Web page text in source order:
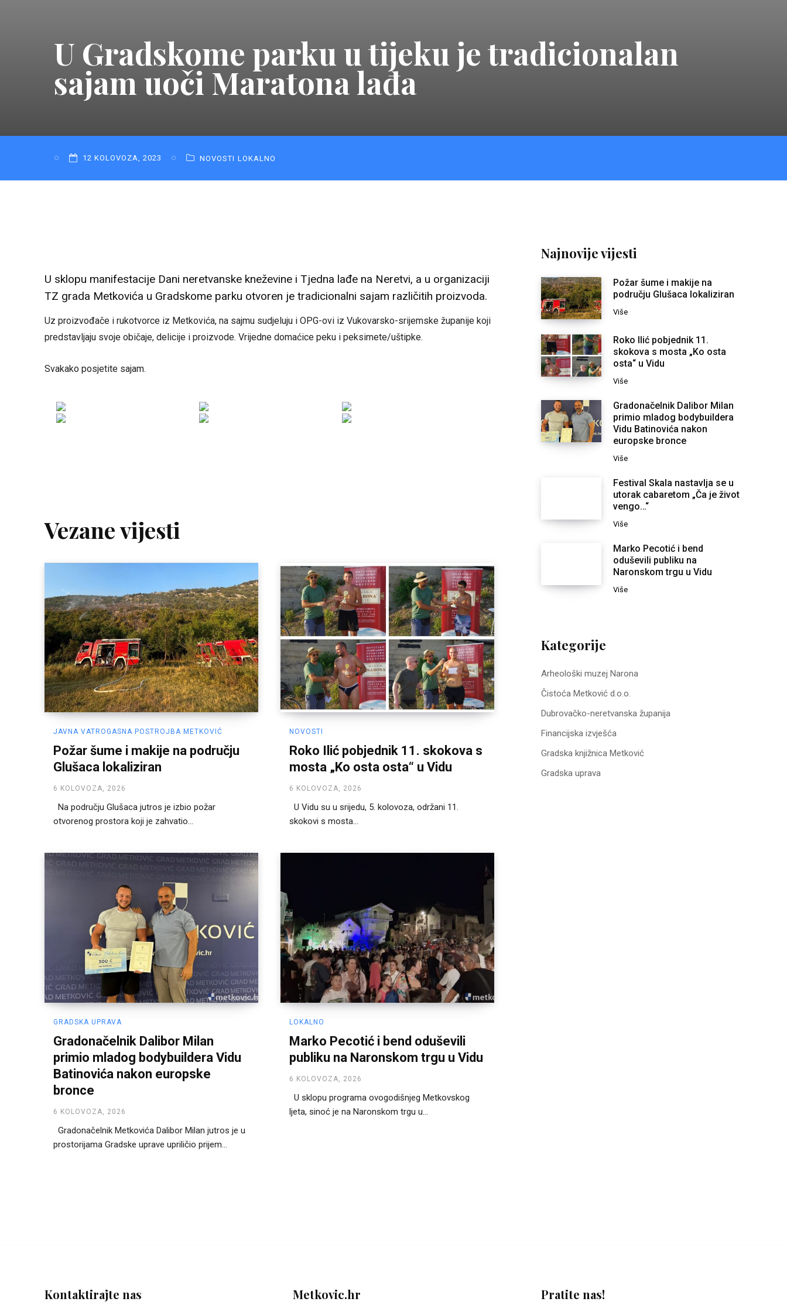
U Gradskome parku u tijeku je tradicionalan
sajam uoči Maratona lađa
12 KOLOVOZA, 2023 NOVOSTI LOKALNO
U sklopu manifestacije Dani neretvanske kneževine i Tjedna lađe na Neretvi, a u organizaciji
TZ grada Metkovića u Gradskome parku otvoren je tradicionalni sajam različitih proizvoda.
Uz proizvođače i rukotvorce iz Metkovića, na sajmu sudjeluju i OPG-ovi iz Vukovarsko-srijemske županije koji
predstavljaju svoje običaje, delicije i proizvode. Vrijedne domaćice peku i peksimete/uštipke.
Svakako posjetite sajam.
Vezane vijesti
JAVNA VATROGASNA POSTROJBA METKOVIĆ
Požar šume i makije na području
Glušaca lokaliziran
6 KOLOVOZA, 2026
Na području Glušaca jutros je izbio požar
otvorenog prostora koji je zahvatio...
NOVOSTI
Roko Ilić pobjednik 11. skokova s
mosta „Ko osta osta“ u Vidu
6 KOLOVOZA, 2026
U Vidu su u srijedu, 5. kolovoza, održani 11.
skokovi s mosta...
GRADSKA UPRAVA
Gradonačelnik Dalibor Milan
primio mladog bodybuildera Vidu
Batinovića nakon europske
bronce
6 KOLOVOZA, 2026
Gradonačelnik Metkovića Dalibor Milan jutros je u
prostorijama Gradske uprave upriličio prijem...
LOKALNO
Marko Pecotić i bend oduševili
publiku na Naronskom trgu u Vidu
6 KOLOVOZA, 2026
U sklopu programa ovogodišnjeg Metkovskog
ljeta, sinoć je na Naronskom trgu u...
Najnovije vijesti
Požar šume i makije na
području Glušaca lokaliziran
Više
Roko Ilić pobjednik 11.
skokova s mosta „Ko osta
osta“ u Vidu
Više
Gradonačelnik Dalibor Milan
primio mladog bodybuildera
Vidu Batinovića nakon
europske bronce
Više
Festival Skala nastavlja se u
utorak cabaretom „Ča je život
vengo…“
Više
Marko Pecotić i bend
oduševili publiku na
Naronskom trgu u Vidu
Više
Kategorije
Arheološki muzej Narona
Čistoća Metković d.o.o.
Dubrovačko-neretvanska županija
Financijska izvješća
Gradska knjižnica Metković
Gradska uprava
Kontaktirajte nas Metkovic.hr Pratite nas!